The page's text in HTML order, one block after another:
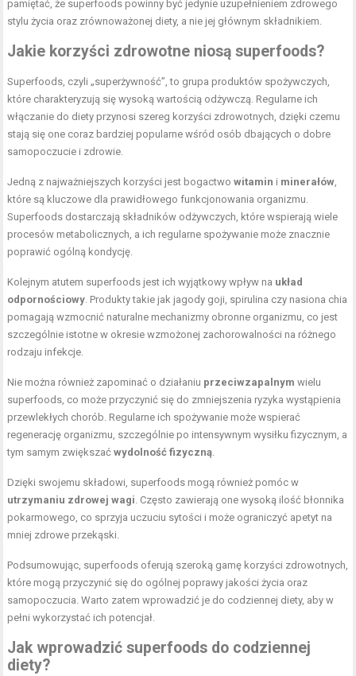
pamiętać, że superfoods powinny być jedynie uzupełnieniem zdrowego
stylu życia oraz zrównoważonej diety, a nie jej głównym składnikiem.
Jakie korzyści zdrowotne niosą superfoods?
Superfoods, czyli „superżywność”, to grupa produktów spożywczych,
które charakteryzują się wysoką wartością odżywczą. Regularne ich
włączanie do diety przynosi szereg korzyści zdrowotnych, dzięki czemu
stają się one coraz bardziej popularne wśród osób dbających o dobre
samopoczucie i zdrowie.
Jedną z najważniejszych korzyści jest bogactwowitamin i minerałów,
które są kluczowe dla prawidłowego funkcjonowania organizmu.
Superfoods dostarczają składników odżywczych, które wspierają wiele
procesów metabolicznych, a ich regularne spożywanie może znacznie
poprawić ogólną kondycję.
Kolejnym atutem superfoods jest ich wyjątkowy wpływ na układ
odpornościowy. Produkty takie jak jagody goji, spirulina czy nasiona chia
pomagają wzmocnić naturalne mechanizmy obronne organizmu, co jest
szczególnie istotne w okresie wzmożonej zachorowalności na różnego
rodzaju infekcje.
Nie można również zapominać o działaniu przeciwzapalnym wielu
superfoods, co może przyczynić się do zmniejszenia ryzyka wystąpienia
przewlekłych chorób. Regularne ich spożywanie może wspierać
regenerację organizmu, szczególnie po intensywnym wysiłku fizycznym, a
tym samym zwiększaćwydolność fizyczną.
Dzięki swojemu składowi, superfoods mogą również pomóc w
utrzymaniu zdrowej wagi. Często zawierają one wysoką ilość błonnika
pokarmowego, co sprzyja uczuciu sytości i może ograniczyć apetyt na
mniej zdrowe przekąski.
Podsumowując, superfoods oferują szeroką gamę korzyści zdrowotnych,
które mogą przyczynić się do ogólnej poprawy jakości życia oraz
samopoczucia. Warto zatem wprowadzić je do codziennej diety, aby w
pełni wykorzystać ich potencjał.
Jak wprowadzić superfoods do codziennej
diety?